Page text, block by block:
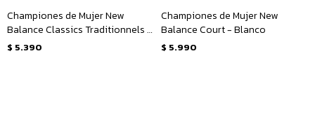
Championes de Mujer New
Balance Classics Traditionnels -
Negro
$ 5.390
Championes de Mujer New
Balance Court - Blanco
$ 5.990